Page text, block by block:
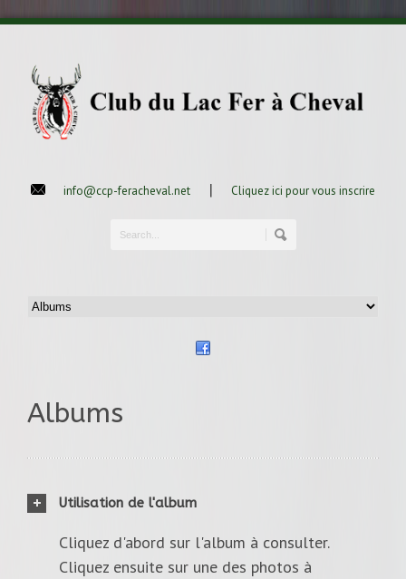
info@ccp-feracheval.net | Cliquez ici pour vous inscrire
Albums
Utilisation de l'album
Cliquez d'abord sur l'album à consulter.
Cliquez ensuite sur une des photos à